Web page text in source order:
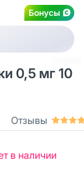
Бонусы
0,5 мг 10
Отзывы
в наличии